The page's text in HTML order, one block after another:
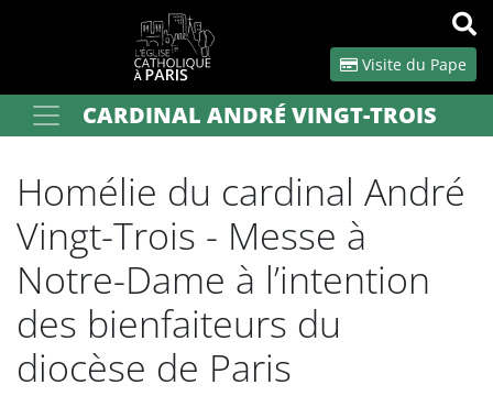
Visite du Pape
Votre recherche OK
CARDINAL ANDRÉ VINGT-TROIS
Homélie du cardinal André
Vingt-Trois - Messe à
Notre-Dame à l’intention
des bienfaiteurs du
diocèse de Paris
Panneau de gestion des cookies